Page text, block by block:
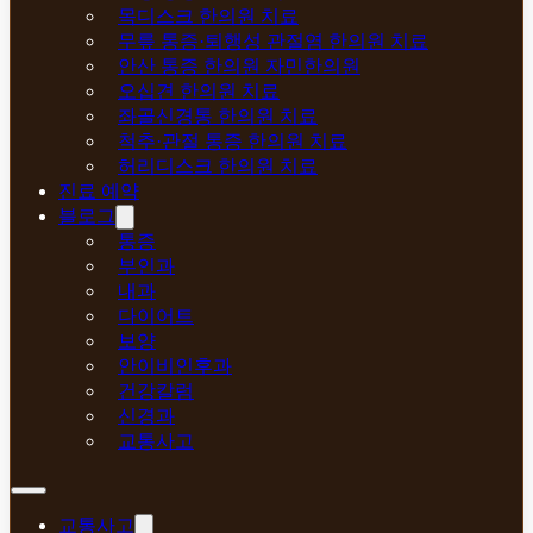
목디스크 한의원 치료
무릎 통증·퇴행성 관절염 한의원 치료
안산 통증 한의원 자민한의원
오십견 한의원 치료
좌골신경통 한의원 치료
척추·관절 통증 한의원 치료
허리디스크 한의원 치료
진료 예약
블로그
통증
부인과
내과
다이어트
보양
안이비인후과
건강칼럼
신경과
교통사고
교통사고